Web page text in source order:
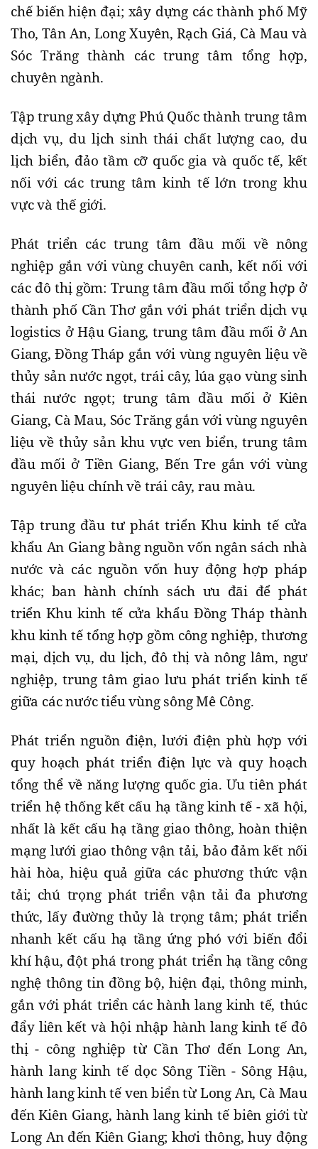
chế biến hiện đại; xây dựng các thành phố Mỹ
Tho, Tân An, Long Xuyên, Rạch Giá, Cà Mau và
Sóc Trăng thành các trung tâm tổng hợp,
chuyên ngành.
Tập trung xây dựng Phú Quốc thành trung tâm
dịch vụ, du lịch sinh thái chất lượng cao, du
lịch biển, đảo tầm cỡ quốc gia và quốc tế, kết
nối với các trung tâm kinh tế lớn trong khu
vực và thế giới.
Phát triển các trung tâm đầu mối về nông
nghiệp gắn với vùng chuyên canh, kết nối với
các đô thị gồm: Trung tâm đầu mối tổng hợp ở
thành phố Cần Thơ gắn với phát triển dịch vụ
logistics ở Hậu Giang, trung tâm đầu mối ở An
Giang, Đồng Tháp gắn với vùng nguyên liệu về
thủy sản nước ngọt, trái cây, lúa gạo vùng sinh
thái nước ngọt; trung tâm đầu mối ở Kiên
Giang, Cà Mau, Sóc Trăng gắn với vùng nguyên
liệu về thủy sản khu vực ven biển, trung tâm
đầu mối ở Tiền Giang, Bến Tre gắn với vùng
nguyên liệu chính về trái cây, rau màu.
Tập trung đầu tư phát triển Khu kinh tế cửa
khẩu An Giang bằng nguồn vốn ngân sách nhà
nước và các nguồn vốn huy động hợp pháp
khác; ban hành chính sách ưu đãi để phát
triển Khu kinh tế cửa khẩu Đồng Tháp thành
khu kinh tế tổng hợp gồm công nghiệp, thương
mại, dịch vụ, du lịch, đô thị và nông lâm, ngư
nghiệp, trung tâm giao lưu phát triển kinh tế
giữa các nước tiểu vùng sông Mê Công.
Phát triển nguồn điện, lưới điện phù hợp với
quy hoạch phát triển điện lực và quy hoạch
tổng thể về năng lượng quốc gia. Ưu tiên phát
triển hệ thống kết cấu hạ tầng kinh tế - xã hội,
nhất là kết cấu hạ tầng giao thông, hoàn thiện
mạng lưới giao thông vận tải, bảo đảm kết nối
hài hòa, hiệu quả giữa các phương thức vận
tải; chú trọng phát triển vận tải đa phương
thức, lấy đường thủy là trọng tâm; phát triển
nhanh kết cấu hạ tầng ứng phó với biến đổi
khí hậu, đột phá trong phát triển hạ tầng công
nghệ thông tin đồng bộ, hiện đại, thông minh,
gắn với phát triển các hành lang kinh tế, thúc
đẩy liên kết và hội nhập hành lang kinh tế đô
thị - công nghiệp từ Cần Thơ đến Long An,
hành lang kinh tế dọc Sông Tiền - Sông Hậu,
hành lang kinh tế ven biển từ Long An, Cà Mau
đến Kiên Giang, hành lang kinh tế biên giới từ
Long An đến Kiên Giang; khơi thông, huy động